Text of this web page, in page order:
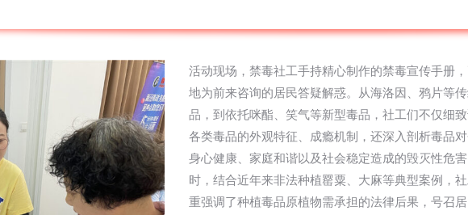
活动现场，禁毒社工手持精心制作的禁毒宣传手册
地为前来咨询的居民答疑解惑。从海洛因、鸦片等
品，到依托咪酯、笑气等新型毒品，社工们不仅细
各类毒品的外观特征、成瘾机制，还深入剖析毒品
身心健康、家庭和谐以及社会稳定造成的毁灭性危
时，结合近年来非法种植罂粟、大麻等典型案例，
重强调了种植毒品原植物需承担的法律后果，号召